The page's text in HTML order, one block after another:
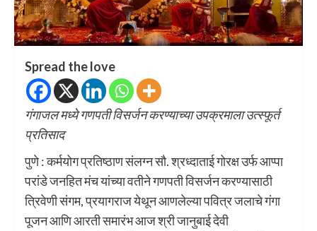
Spread the love
गंगाजल मध्ये गणपती विसर्जन करण्याच्या उपक्रमाला उत्स्फूर्त
प्रतिसाद
पुणे : कर्मयोग प्रतिष्ठाण संलग्न सौ. श्रध्दाताई गोरक्ष उर्फ आप्पा
परांडे जनहित मंच यांच्या वतीने गणपती विसर्जन करण्यासाठी
त्रिवेणी संगम, प्रयागराज येथून आणलेल्या पवित्र जलाचे गंगा
पूजन आणि आरती समारंभ आज श्री जानुबाई देवी